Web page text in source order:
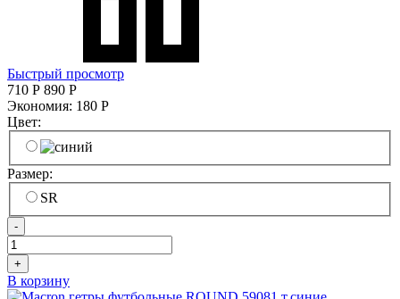
Быстрый просмотр
710 Р 890 Р
Экономия: 180 Р
Цвет:
Размер:
SR
-
+
В корзину